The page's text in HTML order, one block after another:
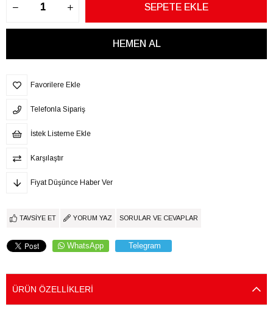
Favorilere Ekle
Telefonla Sipariş
İstek Listeme Ekle
Karşılaştır
Fiyat Düşünce Haber Ver
TAVSIYE ET YORUM YAZ SORULAR VE CEVAPLAR
WhatsApp Telegram
ÜRÜN ÖZELLIKLERI